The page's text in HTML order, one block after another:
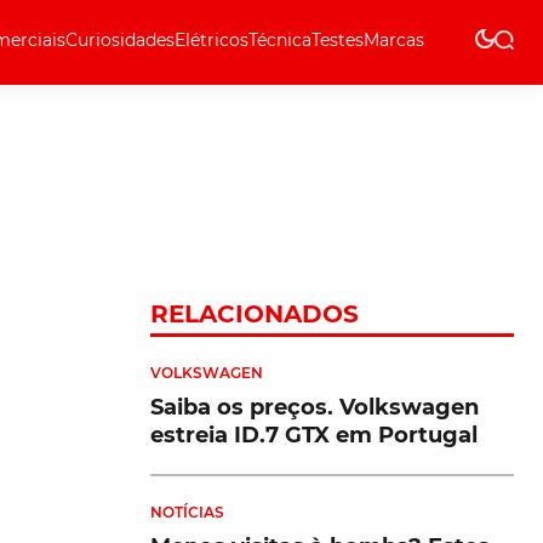
CuriosidadesElétricosTécnicaTestesMarcas
RELACIONADOS
VOLKSWAGEN
Saiba os preços. Volkswagen
estreia ID.7 GTX em Portugal
NOTÍCIAS